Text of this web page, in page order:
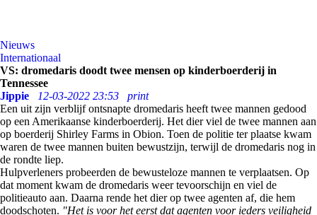
Nieuws
Internationaal
VS: dromedaris doodt twee mensen op kinderboerderij in
Tennessee
Jippie
12-03-2022 23:53
print
Een uit zijn verblijf ontsnapte dromedaris heeft twee mannen gedood
op een Amerikaanse kinderboerderij. Het dier viel de twee mannen aan
op boerderij Shirley Farms in Obion. Toen de politie ter plaatse kwam
waren de twee mannen buiten bewustzijn, terwijl de dromedaris nog in
de rondte liep.
Hulpverleners probeerden de bewusteloze mannen te verplaatsen. Op
dat moment kwam de dromedaris weer tevoorschijn en viel de
politieauto aan. Daarna rende het dier op twee agenten af, die hem
doodschoten. "Het is voor het eerst dat agenten voor ieders veiligheid